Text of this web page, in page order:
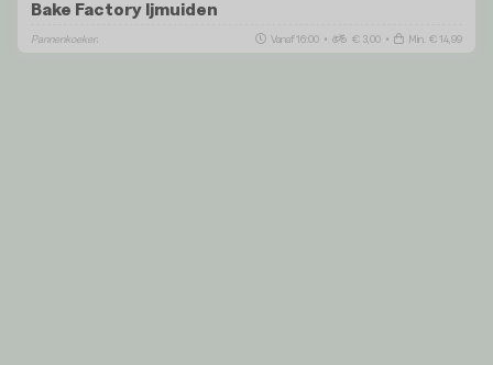
Bake Factory Ijmuiden
Pannenkoeken Vanaf 16:00 • € 3,00 • Min. € 14,99